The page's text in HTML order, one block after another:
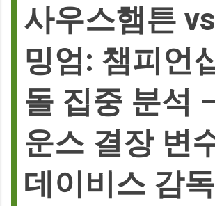
사우스햄튼
밍엄: 챔피언
돌 집중 분석
운스 결장 변
데이비스 감